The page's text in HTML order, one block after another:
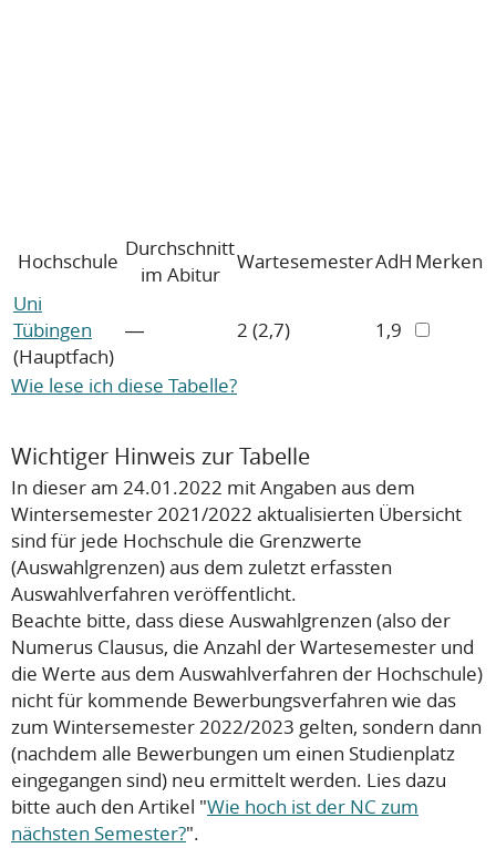
Hochschule
Durchschnitt
im Abitur
WartesemesterAdH Merken
Uni
Tübingen
(Hauptfach)
― 2 (2,7) 1,9
Wie lese ich diese Tabelle?
Wichtiger Hinweis zur Tabelle
In dieser am 24.01.2022 mit Angaben aus dem
Wintersemester 2021/2022 aktualisierten Übersicht
sind für jede Hochschule die Grenzwerte
(Auswahlgrenzen) aus dem zuletzt erfassten
Auswahlverfahren veröffentlicht.
Beachte bitte, dass diese Auswahlgrenzen (also der
Numerus Clausus, die Anzahl der Wartesemester und
die Werte aus dem Auswahlverfahren der Hochschule)
nichtfür kommende Bewerbungsverfahren wie das
zum Wintersemester 2022/2023 gelten, sondern dann
(nachdem alle Bewerbungen um einen Studienplatz
eingegangen sind) neu ermittelt werden. Lies dazu
bitte auch den Artikel "Wie hoch ist der NC zum
nächsten Semester?".